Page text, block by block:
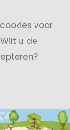
voor
u de